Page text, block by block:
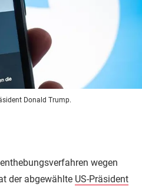
Donald Trump.
wegen
der abgewählte US-Präsident